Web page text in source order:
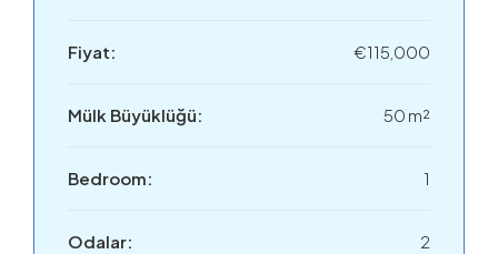
Fiyat: €115,000
Mülk Büyüklüğü: 50 m²
Bedroom: 1
Odalar: 2